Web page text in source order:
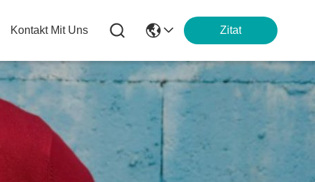
Kontakt Mit Uns Zitat